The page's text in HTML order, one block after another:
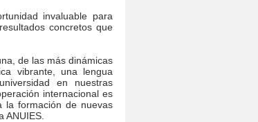
invaluable para
concretos que
de las más dinámicas
vibrante, una lengua
en nuestras
internacional es
la formación de nuevas
ANUIES.